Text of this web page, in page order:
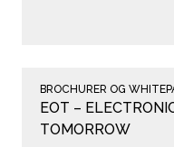
BROCHURER OG
EOT –
TOMORROW